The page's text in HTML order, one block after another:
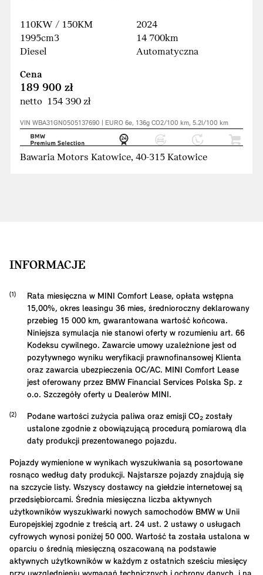
110KW / 150KM
1995cm3
Diesel
2024
14 700km
Automatyczna
Cena
189 900 zł
netto 154 390 zł
VIN WBA31GN0505137690 | EURO 6e, 136g CO2/100 km, 5.2l/100 km
Bawaria Motors Katowice, 40-315 Katowice
INFORMACJE
Rata miesięczna w MINI Comfort Lease, opłata wstępna
15,00%, okres leasingu 36 mies, średnioroczny deklarowany
przebieg 15 000 km, gwarantowana wartość końcowa.
Niniejsza symulacja nie stanowi oferty w rozumieniu art. 66
Kodeksu cywilnego. Zawarcie umowy uzależnione jest od
pozytywnego wyniku weryfikacji prawnofinansowej Klienta
oraz zawarcia ubezpieczenia OC/AC. MINI Comfort Lease
jest oferowany przez BMW Financial Services Polska Sp. z
o.o. Szczegóły oferty u Dealerów MINI.
Podane wartości zużycia paliwa oraz emisji CO₂ zostały
ustalone zgodnie z obowiązującą procedurą pomiarową dla
daty produkcji prezentowanego pojazdu.
Pojazdy wymienione w wynikach wyszukiwania są posortowane
rosnąco według daty produkcji. Najstarsze pojazdy znajdują się
na szczycie listy. Wszyscy dostawcy na giełdzie internetowej są
przedsiębiorcami. Średnia miesięczna liczba aktywnych
użytkowników wyszukiwarki nowych samochodów BMW w Unii
Europejskiej zgodnie z treścią art. 24 ust. 2 ustawy o usługach
cyfrowych wynosi poniżej 50 000. Wartość ta została ustalona w
oparciu o średnią miesięczną oszacowaną na podstawie
aktywnych użytkowników w każdym z ostatnich sześciu miesięcy